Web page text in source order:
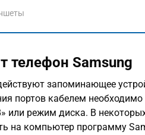
телефон Samsung
запоминающее
портов кабелем необходимо
или режим диска. В
на компьютер программу